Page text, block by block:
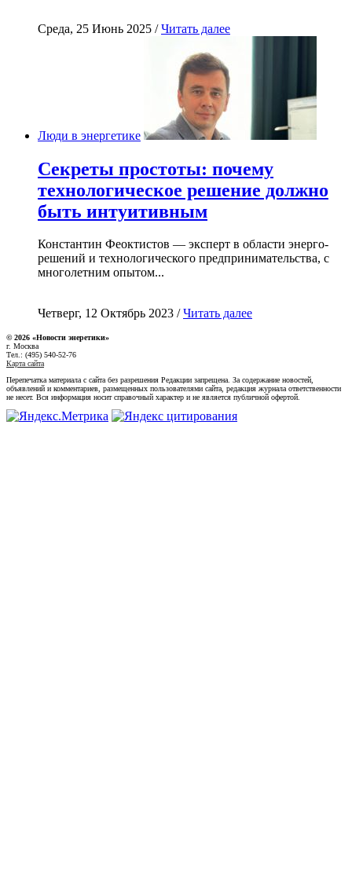
Среда, 25 Июнь 2025 /Читать далее
Люди в энергетике
Секреты простоты: почему
технологическое решение должно
быть интуитивным
Константин Феоктистов — эксперт в области энерго-
решений и технологического предпринимательства, с
многолетним опытом...
Четверг, 12 Октябрь 2023 /Читать далее
© 2026 «Новости энеретики»
г. Москва
Тел.: (495) 540-52-76
Карта сайта
Перепечатка материала с сайта без разрешения Редакции запрещена. За содержание новостей,
объявлений и комментариев, размещенных пользователями сайта, редакция журнала ответственности
не несет. Вся информация носит справочный характер и не является публичной офертой.